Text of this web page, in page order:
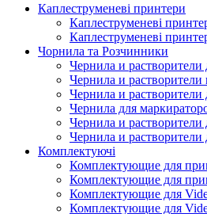
Аплікатор для горизонтальної
Подробнее
Каплеструменеві принтери
Каплеструменеві
Каплеструменеві
Чорнила та Розчинники
Чернила и
Чернила и
Чернила и
Чернила для
Чернила и
Чернила и
Комплектуючі
Комплектующие для
Комплектующие для
Комплектующие для
Комплектующие для